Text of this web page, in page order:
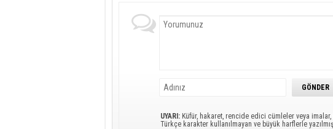
UYARI: Küfür, hakaret, rencide edici cümleler veya
Türkçe karakter kullanılmayan ve büyük harflerle